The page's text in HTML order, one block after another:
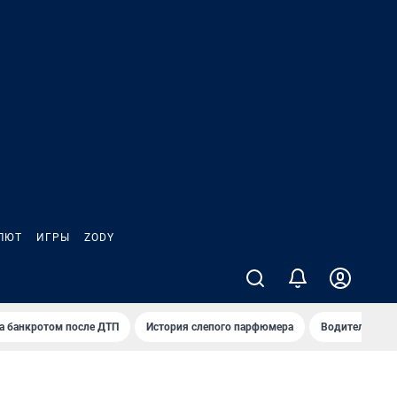
ИГРЫ ZODY
банкротом после ДТП История слепого парфюмера Водители